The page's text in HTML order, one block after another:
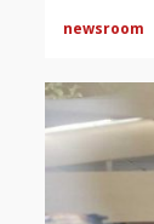
newsroom